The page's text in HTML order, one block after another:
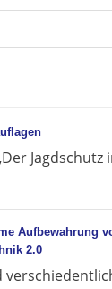
Jagdschutz
Aufbewahrung
2.0